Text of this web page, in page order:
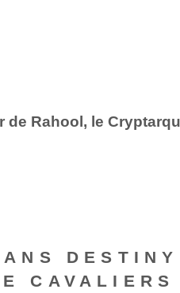
Rahool, le
CAVALIERS